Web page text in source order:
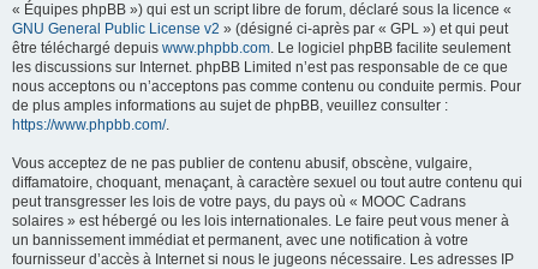
« Équipes phpBB ») qui est un script libre de forum, déclaré sous la licence «
GNU General Public License v2 » (désigné ci-après par « GPL ») et qui peut
être téléchargé depuis www.phpbb.com. Le logiciel phpBB facilite seulement
les discussions sur Internet. phpBB Limited n’est pas responsable de ce que
nous acceptons ou n’acceptons pas comme contenu ou conduite permis. Pour
de plus amples informations au sujet de phpBB, veuillez consulter :
https://www.phpbb.com/.
Vous acceptez de ne pas publier de contenu abusif, obscène, vulgaire,
diffamatoire, choquant, menaçant, à caractère sexuel ou tout autre contenu qui
peut transgresser les lois de votre pays, du pays où « MOOC Cadrans
solaires » est hébergé ou les lois internationales. Le faire peut vous mener à
un bannissement immédiat et permanent, avec une notification à votre
fournisseur d’accès à Internet si nous le jugeons nécessaire. Les adresses IP